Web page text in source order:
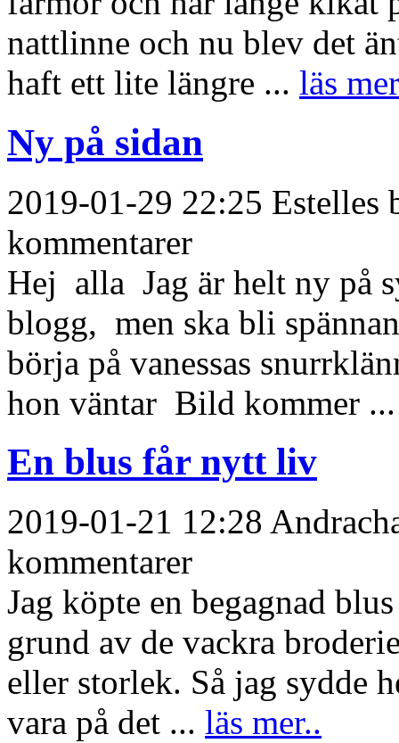
nattlinne och nu blev det
haft ett lite längre ... läs
Ny på sidan
2019-01-29 22:25 Estelles
kommentarer
Hej alla Jag är helt ny på
blogg, men ska bli
börja på vanessas
hon väntar Bild kommer
En blus får nytt liv
2019-01-21 12:28
kommentarer
Jag köpte en begagnad
grund av de vackra
eller storlek. Så jag sydde
vara på det ... läs mer..